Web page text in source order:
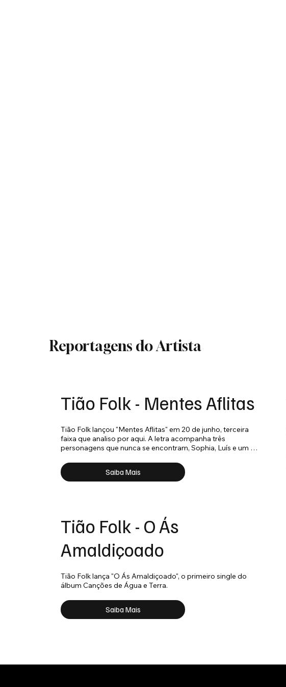
Reportagens do Artista
Tião Folk - Mentes Aflitas
Tião Folk lançou "Mentes Aflitas" em 20 de junho, terceira
faixa que analiso por aqui. A letra acompanha três
personagens que nunca se encontram, Sophia, Luís e um
Saiba Mais
Tião Folk - O Ás
Amaldiçoado
Tião Folk lança "O Ás Amaldiçoado", o primeiro single do
álbum Canções de Água e Terra.
Saiba Mais